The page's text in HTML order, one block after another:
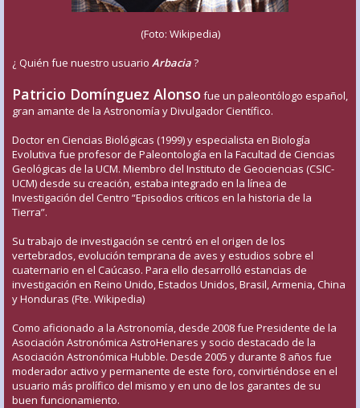
(Foto: Wikipedia)
¿ Quién fue nuestro usuario Arbacia?
Patricio Domínguez Alonso fue un paleontólogo español,
gran amante de la Astronomía y Divulgador Científico.
Doctor en Ciencias Biológicas (1999) y especialista en Biología
Evolutiva fue profesor de Paleontología en la Facultad de Ciencias
Geológicas de la UCM. Miembro del Instituto de Geociencias (CSIC-
UCM) desde su creación, estaba integrado en la línea de
Investigación del Centro “Episodios críticos en la historia de la
Tierra”.
Su trabajo de investigación se centró en el origen de los
vertebrados, evolución temprana de aves y estudios sobre el
cuaternario en el Caúcaso. Para ello desarrolló estancias de
investigación en Reino Unido, Estados Unidos, Brasil, Armenia, China
y Honduras (Fte. Wikipedia)
Como aficionado a la Astronomía, desde 2008 fue Presidente de la
Asociación Astronómica AstroHenares y socio destacado de la
Asociación Astronómica Hubble. Desde 2005 y durante 8 años fue
moderador activo y permanente de este foro, convirtiéndose en el
usuario más prolífico del mismo y en uno de los garantes de su
buen funcionamiento.